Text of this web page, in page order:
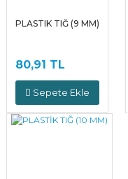
PLASTIK TIĞ (9 MM)
80,91 TL
Sepete Ekle